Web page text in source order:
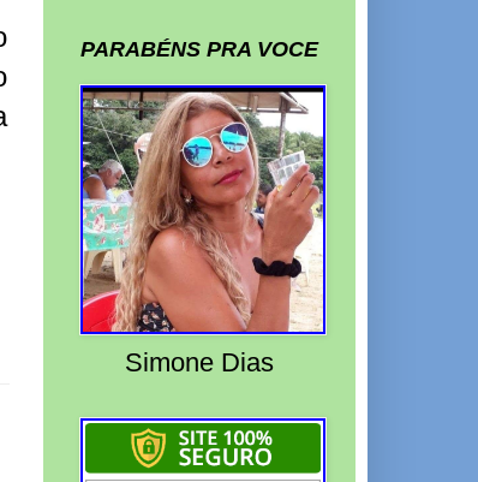
PARABÉNS PRA VOCE
Simone Dias